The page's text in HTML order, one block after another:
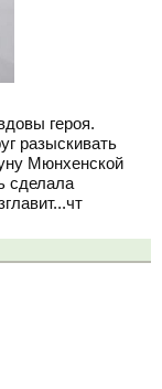
героя.
разыскивать
Мюнхенской
сделала